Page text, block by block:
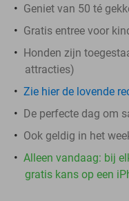
Geniet van 50 té
Gratis entree voor
Honden zijn
attracties)
Zie hier de lovende
De perfecte dag om
Ook geldig in het
Alleen vandaag: bij
gratis kans op een